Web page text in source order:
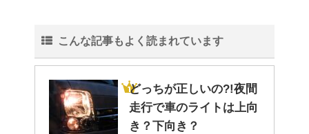
こんな記事もよく読まれています
どっちが正しいの?!夜間
走行で車のライトは上向
き？下向き？